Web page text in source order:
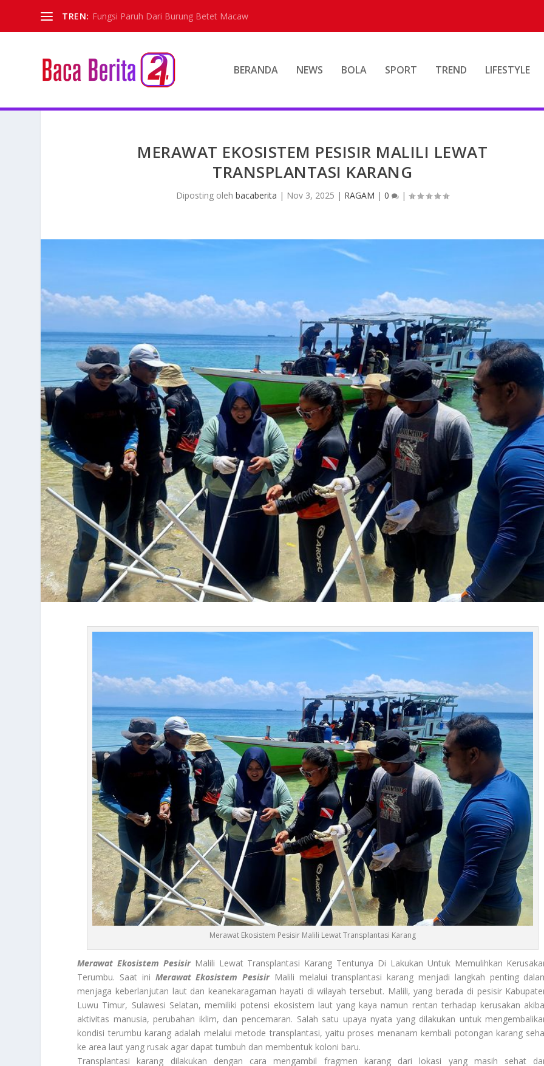
TREN: Fungsi Paruh Dari Burung Betet Macaw
BERANDA NEWS BOLA SPORT TREND LIFESTYLE
MERAWAT EKOSISTEM PESISIR MALILI LEWAT
TRANSPLANTASI KARANG
Diposting olehbacaberita | Nov 3, 2025 | RAGAM |0 |
Merawat Ekosistem Pesisir Malili Lewat Transplantasi Karang
Merawat Ekosistem PesisirMalili Lewat Transplantasi Karang Tentunya Di Lakukan Untuk Memulihkan
Terumbu. Saat ini Merawat Ekosistem PesisirMalili melalui transplantasi karang menjadi langkah penting
menjaga keberlanjutan laut dan keanekaragaman hayati di wilayah tersebut. Malili, yang berada di pesisir
Luwu Timur, Sulawesi Selatan, memiliki potensi ekosistem laut yang kaya namun rentan terhadap kerusakan
aktivitas manusia, perubahan iklim, dan pencemaran. Salah satu upaya nyata yang dilakukan untuk
kondisi terumbu karang adalah melalui metode transplantasi, yaitu proses menanam kembali potongan karang
ke area laut yang rusak agar dapat tumbuh dan membentuk koloni baru.
Transplantasi karang dilakukan dengan cara mengambil fragmen karang dari lokasi yang masih sehat